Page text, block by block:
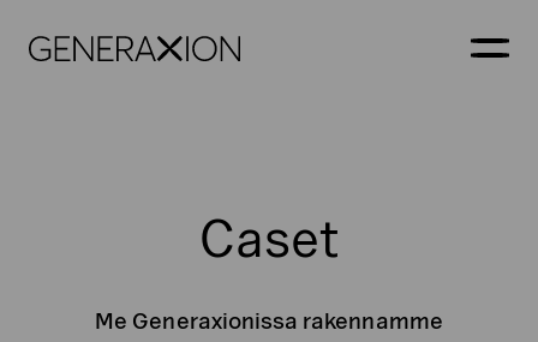
Generaxion
Caset
Me Generaxionissa rakennamme